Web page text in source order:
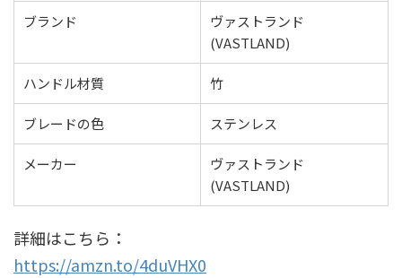
ブランド
ヴァストランド
(VASTLAND)
ハンドル材質 竹
ブレードの色 ステンレス
メーカー
ヴァストランド
(VASTLAND)
詳細はこちら：
https://amzn.to/4duVHX0